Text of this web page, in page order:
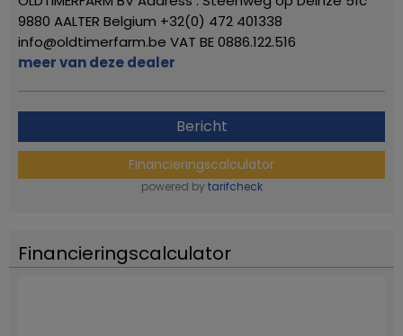
9880 AALTER Belgium +32(0) 472 401338
info@oldtimerfarm.be VAT BE 0886.122.516
meer van deze dealer
Bericht
Financieringscalculator
powered by tarifcheck
Financieringscalculator